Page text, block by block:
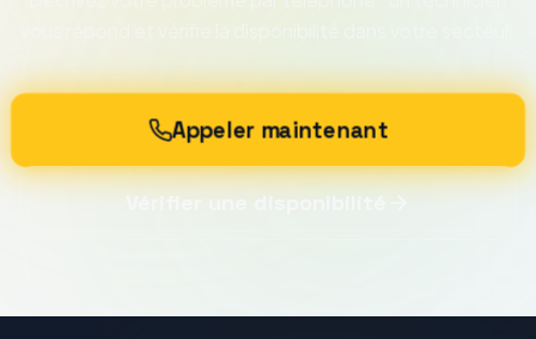
Appeler maintenant
Vérifier une disponibilité